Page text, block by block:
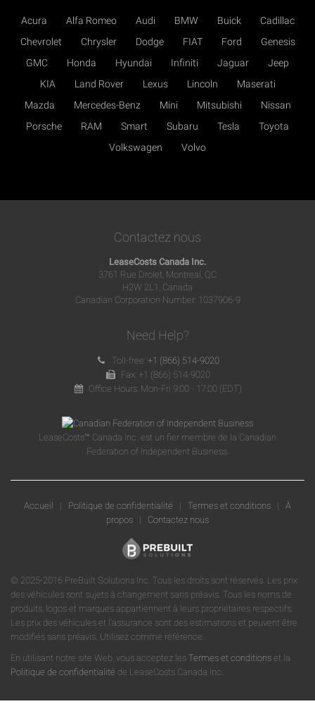
Acura Alfa Romeo Audi BMW Buick
Cadillac
Chevrolet
Chrysler Dodge FIAT Ford
Genesis
GMC
Honda Hyundai Infiniti Jaguar
Jeep
KIA
Land Rover Lexus Lincoln
Maserati
Mazda
Mercedes-Benz Mini Mitsubishi
Nissan
Porsche
RAM Smart Subaru Tesla
Toyota
Volkswagen
Volvo
Contactez nous
LeaseCosts Canada Inc.
3761 Rue Drolet, Montreal, QC
H2W 2L1, Canada
Canadian Corporation Number: 1037906-9
Need Help?
Toll-free: +1 (866) 514-9020
Fax: +1 (866) 514-9020
Office Hours: Mon-Fri 9:00 - 17:00 (EDT)
LeaseCosts™ Canada Inc. est un fier membre de la Canadian
Federation of Independent Business.
Accueil | Politique de confidentialité | Termes et conditions | À
propos | Contactez nous
© 2025-2016 PreBuilt Solutions Inc. Tous les droits sont réservés. Les prix
des véhicules sont sujets à changement sans préavis. Tous les noms de
produits, logos et marques appartiennent à leurs propriétaires respectifs.
Les prix des véhicules et l'assurance sont des estimations et peuvent être
modifiés sans préavis. Utilisez comme référence.
En utilisant notre site Web, vous acceptez les Termes et conditions et la
Politique de confidentialité de LeaseCosts Canada Inc.